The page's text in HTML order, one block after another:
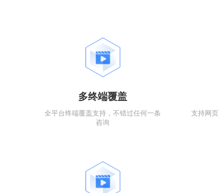
多终端覆盖
全平台终端覆盖支持，不错过任何一条
咨询
支持网